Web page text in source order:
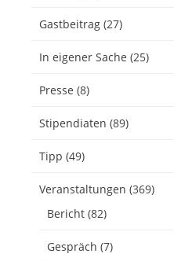
Gastbeitrag (27)
In eigener Sache (25)
Presse (8)
Stipendiaten (89)
Tipp (49)
Veranstaltungen (369)
Bericht (82)
Gespräch (7)